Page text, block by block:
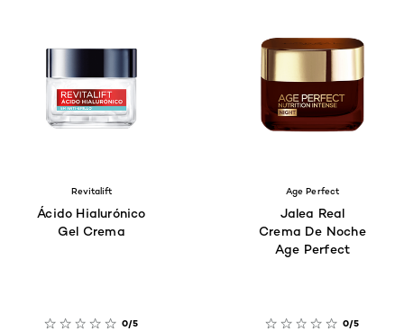
Revitalift
Ácido Hialurónico
Gel Crema
0/5
Age Perfect
Jalea Real
Crema De Noche
Age Perfect
0/5